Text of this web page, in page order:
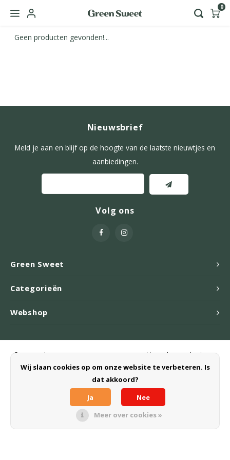
Hoofdmenu / green sweet zakelijk
0
Geen producten gevonden!...
Green Sweet
Nieuwsbrief
Meld je aan en blijf op de hoogte van de laatste nieuwtjes en
aanbiedingen.
Volg ons
Categorieën
Webshop
© Copyright 2026 Green Sweet B.V. - Powered byLightspeed- Theme
Shopmonkey
Wij slaan cookies op om onze website te verbeteren. Is
dat akkoord?
Ja
Nee
Meer over cookies »